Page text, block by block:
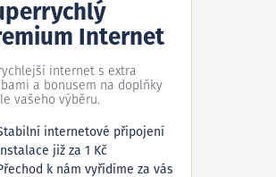
Internet
internet s extra
a bonusem na doplňky
vašeho výběru.
internetové připojení
Instalace již za 1 Kč
k nám vyřídíme za vás